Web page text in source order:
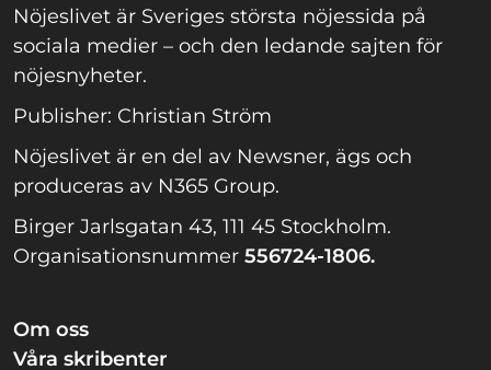
Nöjeslivet är Sveriges största nöjessida på
sociala medier – och den ledande sajten för
nöjesnyheter.
Publisher: Christian Ström
Nöjeslivet är en del av Newsner, ägs och
produceras av N365 Group.
Birger Jarlsgatan 43, 111 45 Stockholm.
Organisationsnummer 556724-1806.
Om oss
Våra skribenter